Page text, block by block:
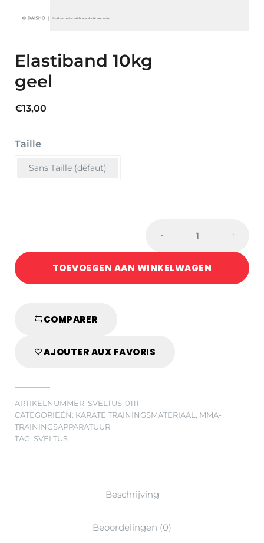
Elastiband 10kg
geel
€13,00
Taille
Sans Taille (défaut)
quantity
- +
TOEVOEGEN AAN WINKELWAGEN
COMPARER
AJOUTER AUX FAVORIS
ARTIKELNUMMER: SVELTUS-0111
CATEGORIEËN: KARATE TRAININGSMATERIAAL, MMA-
TRAININGSAPPARATUUR
TAG: SVELTUS
Beschrijving
Beoordelingen (0)